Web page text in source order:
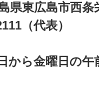
県東広島市西
（代表）
から金曜日の午